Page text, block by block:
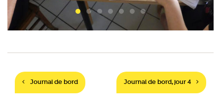
Navigation
Journal de bord Journal de bord, jour 4